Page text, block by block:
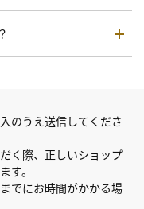
のうえ送信してくださ
く際、正しいショップ
す。
でにお時間がかかる場